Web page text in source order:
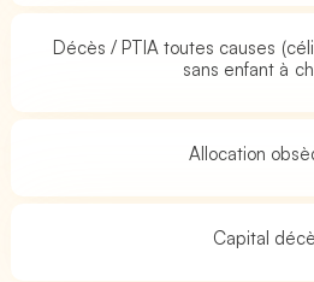
Décès / PTIA toutes causes
sans enfant à
Allocation
Capital